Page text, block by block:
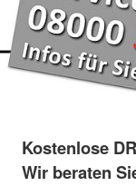
Kostenlose
Wir beraten